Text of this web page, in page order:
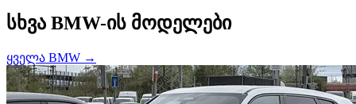
სხვა BMW-ის მოდელები
ყველა BMW →